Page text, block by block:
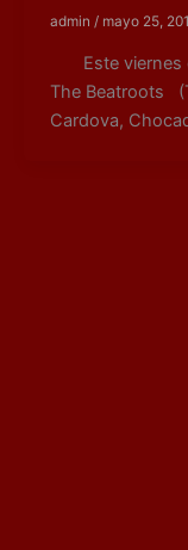
admin / mayo 25,
Este viernes
The Beatroots
Cardova,